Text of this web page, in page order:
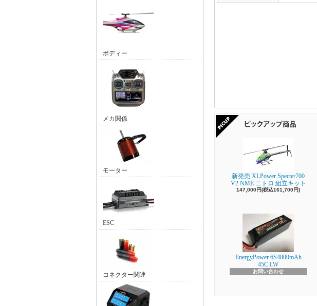
ボディー
メカ関係
モーター
ESC
コネクター関連
新発売 XLPower Specter700
V2 NME ニトロ 組立キット
147,000円(税込161,700円)
EnergyPower 6S4800mAh
45C LW
お問い合わせ